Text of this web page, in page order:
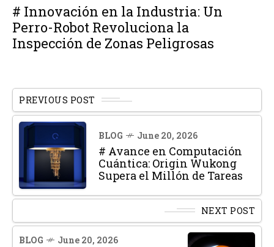
# Innovación en la Industria: Un
Perro-Robot Revoluciona la
Inspección de Zonas Peligrosas
PREVIOUS POST
BLOG June 20, 2026
# Avance en Computación
Cuántica: Origin Wukong
Supera el Millón de Tareas
NEXT POST
BLOG June 20, 2026